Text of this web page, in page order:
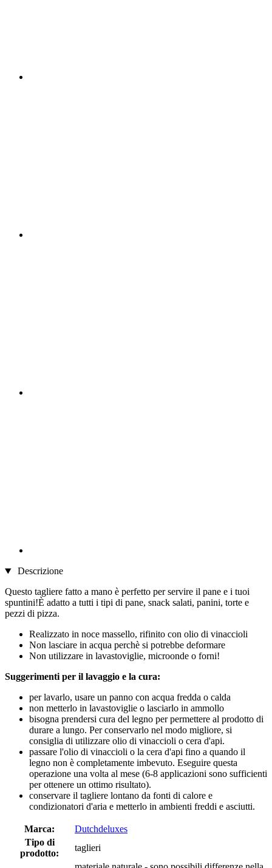
Descrizione
Questo tagliere fatto a mano è perfetto per servire il pane e i tuoi
spuntini!È adatto a tutti i tipi di pane, snack salati, panini, torte e
pezzi di pizza.
Realizzato in noce massello, rifinito con olio di vinaccioli
Non lasciare in acqua perchè si potrebbe deformare
Non utilizzare in lavastoviglie, microonde o forni!
Suggerimenti per il lavaggio e la cura:
per lavarlo, usare un panno con acqua fredda o calda
non metterlo in lavastoviglie o lasciarlo in ammollo
bisogna prendersi cura del legno per permettere al prodotto di
durare a lungo. Per conservarlo nel modo migliore, si
consiglia di utilizzare olio di vinaccioli o cera d'api.
passare l'olio di vinaccioli o la cera d'api fino a quando il
legno non è completamente imbevuto. Eseguire questa
operazione una volta al mese (6-8 applicazioni sono sufficienti
per ottenere un ottimo risultato).
conservare il tagliere lontano da fonti di calore e
condizionatori d'aria e metterlo in ambienti freddi e asciutti.
Marca:
Dutchdeluxes
Tipo di
prodotto:
taglieri